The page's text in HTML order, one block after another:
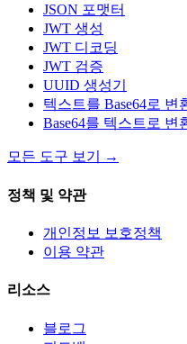
JSON 포맷터
JWT 생성
JWT 디코딩
JWT 검증
UUID 생성기
텍스트를 Base64로 변
Base64를 텍스트로 변
모든 도구 보기 →
정책 및 약관
개인정보 보호정책
이용 약관
리소스
블로그